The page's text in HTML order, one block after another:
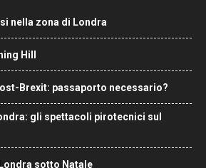
nella zona di Londra
Hill
Brexit: passaporto necessario?
gli spettacoli pirotecnici sul
sotto Natale